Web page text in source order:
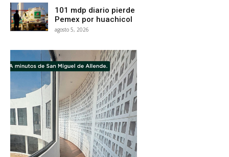
101 mdp diario pierde
Pemex por huachicol
agosto 5, 2026